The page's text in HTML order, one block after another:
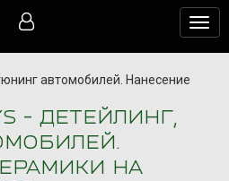
автомобилей. Нанесение
- ДЕТЕЙЛИНГ,
НА